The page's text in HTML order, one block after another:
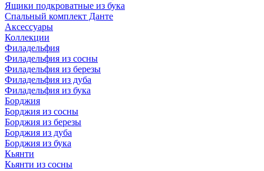
Ящики подкроватные из бука
Спальный комплект Данте
Аксессуары
Коллекции
Филадельфия
Филадельфия из сосны
Филадельфия из березы
Филадельфия из дуба
Филадельфия из бука
Борджия
Борджия из сосны
Борджия из березы
Борджия из дуба
Борджия из бука
Кьянти
Кьянти из сосны